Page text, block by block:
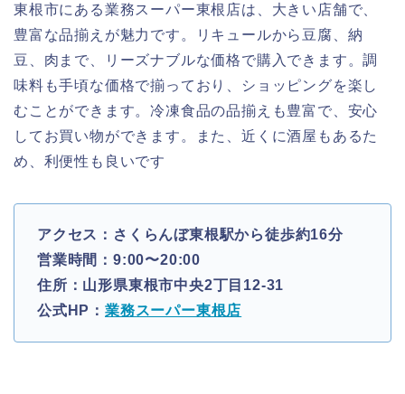
東根市にある業務スーパー東根店は、大きい店舗で、
豊富な品揃えが魅力です。リキュールから豆腐、納
豆、肉まで、リーズナブルな価格で購入できます。調
味料も手頃な価格で揃っており、ショッピングを楽し
むことができます。冷凍食品の品揃えも豊富で、安心
してお買い物ができます。また、近くに酒屋もあるた
め、利便性も良いです
アクセス：さくらんぼ東根駅から徒歩約16分
営業時間：9:00〜20:00
住所：山形県東根市中央2丁目12-31
公式HP： 業務スーパー東根店